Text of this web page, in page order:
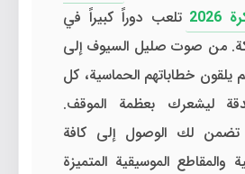
تلعب دوراً كبيراً في
من صوت صليل السيوف إلى
يلقون خطاباتهم الحماسية، كل
ليشعرك بعظمة الموقف.
تضمن لك الوصول إلى كافة
والمقاطع الموسيقية المتميزة